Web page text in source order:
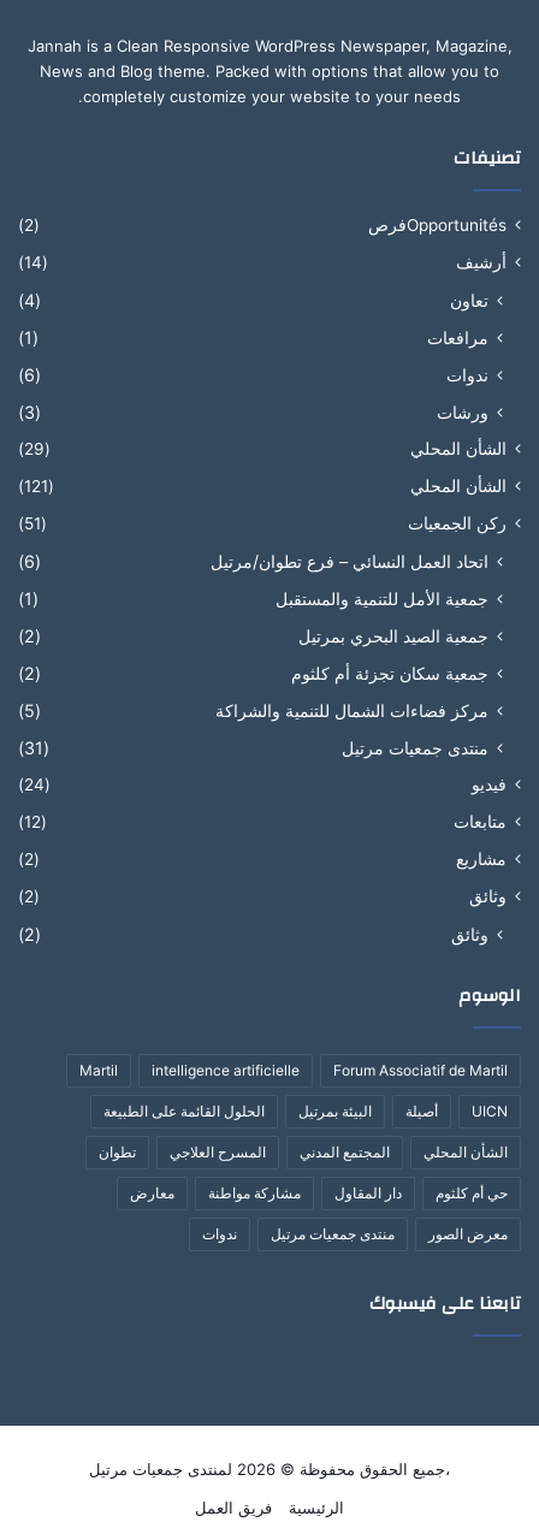
Jannah is a Clean Responsive WordPress Newspaper, Magazine,
News and Blog theme. Packed with options that allow you to
completely customize your website to your needs.
تصنيفات
Opportunitésفرص
(2)
أرشيف
(14)
تعاون
(4)
مرافعات
(1)
ندوات
(6)
ورشات
(3)
الشأن المحلي
(29)
الشأن المحلي
(121)
ركن الجمعيات
(51)
اتحاد العمل النسائي – فرع تطوان/مرتيل
(6)
جمعية الأمل للتنمية والمستقبل
(1)
جمعية الصيد البحري بمرتيل
(2)
جمعية سكان تجزئة أم كلثوم
(2)
مركز فضاءات الشمال للتنمية والشراكة
(5)
منتدى جمعيات مرتيل
(31)
فيديو
(24)
متابعات
(12)
مشاريع
(2)
وثائق
(2)
وثائق (2)
الوسوم
Forum Associatif de Martil
intelligence artificielle
Martil
UICN أصيلة البيئة بمرتيل الحلول القائمة على الطبيعة
الشأن المحلي المجتمع المدني المسرح العلاجي تطوان
حي أم كلثوم دار المقاول مشاركة مواطنة معارض
معرض الصور منتدى جمعيات مرتيل ندوات
تابعنا على فيسبوك
،جميع الحقوق محفوظة © 2026 لمنتدى جمعيات مرتيل
الرئيسية
فريق العمل